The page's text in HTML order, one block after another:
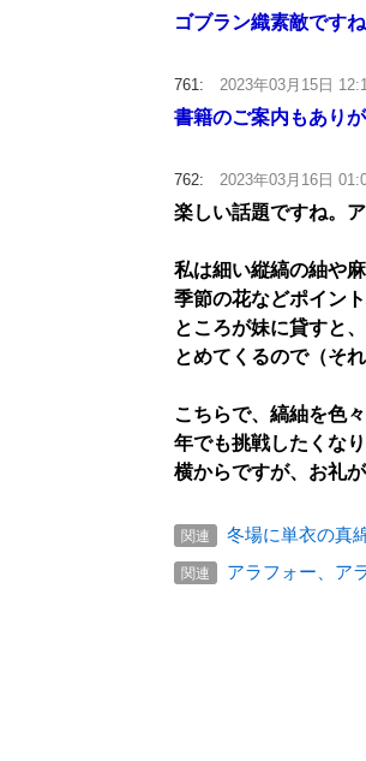
ゴブラン織素敵です
761: 2023年03月15日
書籍のご案内もあり
762: 2023年03月16日
楽しい話題ですね。
私は細い縦縞の紬や
季節の花などポイン
ところが妹に貸すと
とめてくるので（そ
こちらで、縞紬を色
年でも挑戦したくなり
横からですが、お礼
関連 冬場に単衣の真
関連 アラフォー、ア